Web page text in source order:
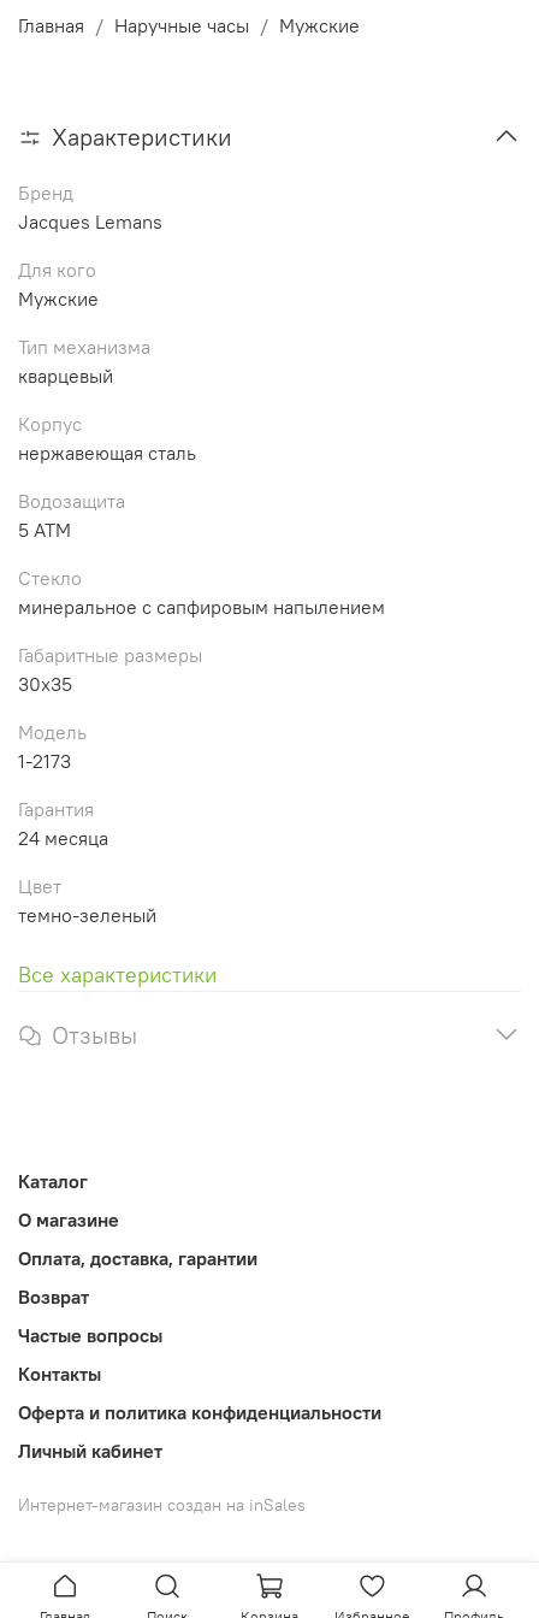
Главная Наручные часы Мужские
Характеристики
Бренд
Jacques Lemans
Для кого
Мужские
Тип механизма
кварцевый
Корпус
нержавеющая сталь
Водозащита
5 ATM
Стекло
минеральное с сапфировым напылением
Габаритные размеры
30x35
Модель
1-2173
Гарантия
24 месяца
Цвет
темно-зеленый
Все характеристики
Отзывы
Каталог
О магазине
Оплата, доставка, гарантии
Возврат
Частые вопросы
Контакты
Оферта и политика конфиденциальности
Личный кабинет
Интернет-магазин создан на inSales